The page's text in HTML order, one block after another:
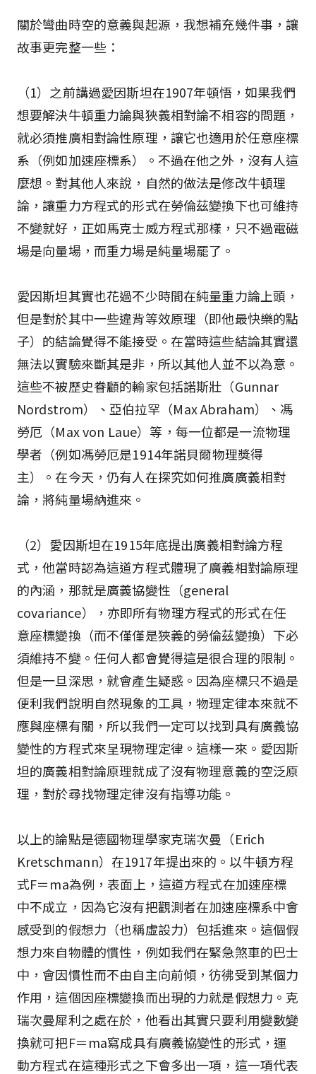
關於彎曲時空的意義與起源，我想補充幾件事，讓
故事更完整一些：
（1）之前講過愛因斯坦在1907年頓悟，如果我們
想要解決牛頓重力論與狹義相對論不相容的問題，
就必須推廣相對論性原理，讓它也適用於任意座標
系（例如加速座標系）。不過在他之外，沒有人這
麼想。對其他人來說，自然的做法是修改牛頓理
論，讓重力方程式的形式在勞倫茲變換下也可維持
不變就好，正如馬克士威方程式那樣，只不過電磁
場是向量場，而重力場是純量場罷了。
愛因斯坦其實也花過不少時間在純量重力論上頭，
但是對於其中一些違背等效原理（即他最快樂的點
子）的結論覺得不能接受。在當時這些結論其實還
無法以實驗來斷其是非，所以其他人並不以為意。
這些不被歷史眷顧的輸家包括諾斯壯（Gunnar
Nordstrom）、亞伯拉罕（Max Abraham）、馮
勞厄（Max von Laue）等，每一位都是一流物理
學者（例如馮勞厄是1914年諾貝爾物理獎得
主）。在今天，仍有人在探究如何推廣廣義相對
論，將純量場納進來。
（2）愛因斯坦在1915年底提出廣義相對論方程
式，他當時認為這道方程式體現了廣義相對論原理
的內涵，那就是廣義協變性（general
covariance），亦即所有物理方程式的形式在任
意座標變換（而不僅僅是狹義的勞倫茲變換）下必
須維持不變。任何人都會覺得這是很合理的限制。
但是一旦深思，就會產生疑惑。因為座標只不過是
便利我們說明自然現象的工具，物理定律本來就不
應與座標有關，所以我們一定可以找到具有廣義協
變性的方程式來呈現物理定律。這樣一來。愛因斯
坦的廣義相對論原理就成了沒有物理意義的空泛原
理，對於尋找物理定律沒有指導功能。
以上的論點是德國物理學家克瑞次曼（Erich
Kretschmann）在1917年提出來的。以牛頓方程
式F＝ma為例，表面上，這道方程式在加速座標
中不成立，因為它沒有把觀測者在加速座標系中會
感受到的假想力（也稱虛設力）包括進來。這個假
想力來自物體的慣性，例如我們在緊急煞車的巴士
中，會因慣性而不由自主向前傾，彷彿受到某個力
作用，這個因座標變換而出現的力就是假想力。克
瑞次曼犀利之處在於，他看出其實只要利用變數變
換就可把F＝ma寫成具有廣義協變性的形式，運
動方程式在這種形式之下會多出一項，這一項代表